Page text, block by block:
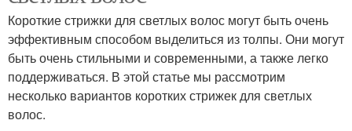
Короткие стрижки для светлых волос могут быть очень
эффективным способом выделиться из толпы. Они могут
быть очень стильными и современными, а также легко
поддерживаться. В этой статье мы рассмотрим
несколько вариантов коротких стрижек для светлых
волос.